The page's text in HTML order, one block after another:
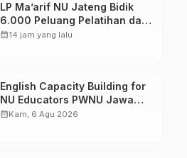
LP Ma’arif NU Jateng Bidik
6.000 Peluang Pelatihan dan
Sertifikasi bagi Lulusan SMK
calendar_month14 jam yang lalu
English Capacity Building for
NU Educators PWNU Jawa
Tengah Batch#4; Membuka
calendar_monthKam, 6 Agu 2026